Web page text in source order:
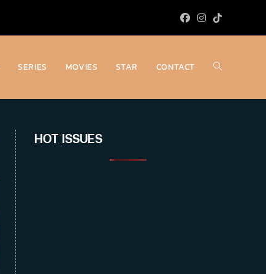
SERIES MOVIES STAR CONTACT Toggle
HOT ISSUES